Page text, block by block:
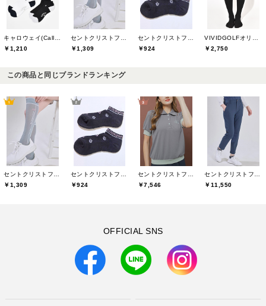
￥1,210
￥1,309
￥924
￥2,750
この商品と同じブランドランキング
セントクリストファーゴルフ(St.ChristopherGolf)
￥1,309
セントクリストファーゴルフ(St.ChristopherGolf)
￥924
セントクリストファーゴルフ(St.ChristopherGolf)
￥7,546
セントクリストファーゴルフ(St.ChristopherGolf)
￥11,550
OFFICIAL SNS